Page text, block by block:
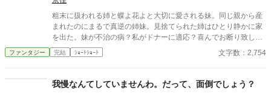
粗末に扱われる姉と蝶よ花よと大切に愛される妹。同じ親から産
まれたのにまるで真逆の姉妹。見捨てられた姉はひとり静かに家
を出た。妹が不治の病？私がドナーに適応？喜んでお断り致しま
す！ 妹嫌悪。ゆるゆる設定 ※初期に書いた物を手直し再投稿＆そ
の後も追記済
ファンタジー 完結 ｼｮｰﾄｼｮｰﾄ 文字数：2,754
我慢なんてしていませんわ。だって、面倒でしょう？